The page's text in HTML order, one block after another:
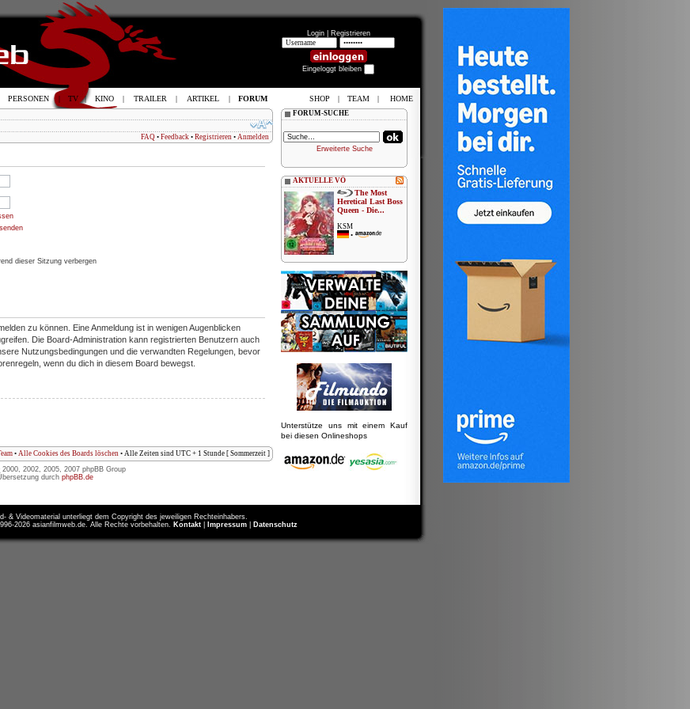
Login | Registrieren
Eingeloggt bleiben
FAQ • Feedback • Registrieren • Anmelden
dieser Sitzung verbergen
zu können. Eine Anmeldung ist in wenigen Augenblicken
Die Board-Administration kann registrierten Benutzern auch
Nutzungsbedingungen und die verwandten Regelungen, bevor
wenn du dich in diesem Board bewegst.
• Alle Cookies des Boards löschen • Alle Zeiten sind UTC + 1 Stunde [ Sommerzeit ]
2002, 2005, 2007 phpBB Group
durch phpBB.de
FORUM-SUCHE
Erweiterte Suche
AKTUELLE VÖ
The Most
Heretical Last Boss
Queen - Die...
KSM
•
Unterstütze uns mit einem Kauf
bei diesen Onlineshops
& Videomaterial unterliegt dem Copyright des jeweiligen Rechteinhabers.
2026 asianfilmweb.de. Alle Rechte vorbehalten. Kontakt Impressum Datenschutz
PERSONEN | TV | KINO | TRAILER | ARTIKEL | FORUM SHOP | TEAM | HOME